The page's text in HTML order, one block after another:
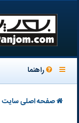
راهنما
صفحه اصلی سایت